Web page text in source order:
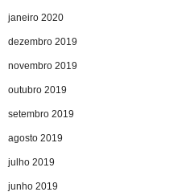
janeiro 2020
dezembro 2019
novembro 2019
outubro 2019
setembro 2019
agosto 2019
julho 2019
junho 2019